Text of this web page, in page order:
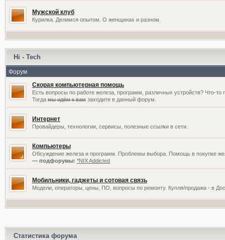
Мужской клуб
Курилка. Делимся опытом. О женщинах и разном.
Hi - Tech
Форум
Скорая компьютерная помощь
Есть вопросы по работе железа, программ, различных устройств? Что-то
Тогдамы идём к вамзаходите в данный форум.
Интернет
Провайдеры, технологии, сервисы, полезные ссылки в сети.
Компьютеры
Обсуждение железа и программ. Проблемы выбора. Помощь в покупке
— подфорумы: *NIX Addicted
Мобильники, гаджеты и сотовая связь
Модели, операторы, цены, ПО, вопросы по ремонту. Купля/продажа - в
Статистика форума